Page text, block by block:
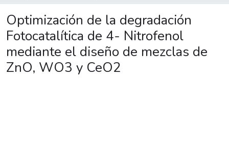
Optimización de la degradación
Fotocatalítica de 4- Nitrofenol
mediante el diseño de mezclas de
ZnO, WO3 y CeO2